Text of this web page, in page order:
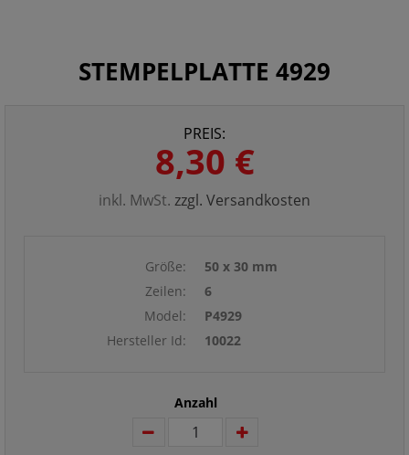
STEMPELPLATTE 4929
PREIS:
8,30 €
inkl. MwSt. zzgl. Versandkosten
Größe:
50 x 30 mm
Zeilen:
6
Model:
P4929
Hersteller Id:
10022
Anzahl